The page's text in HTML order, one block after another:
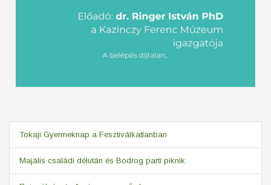
Tokaji Gyermeknap a Fesztiválkatlanban
Majális családi délután és Bodrog parti piknik